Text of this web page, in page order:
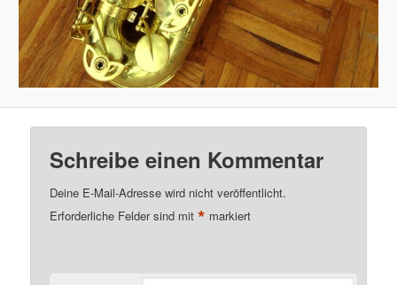
Schreibe einen Kommentar
Deine E-Mail-Adresse wird nicht veröffentlicht.
Erforderliche Felder sind mit* markiert